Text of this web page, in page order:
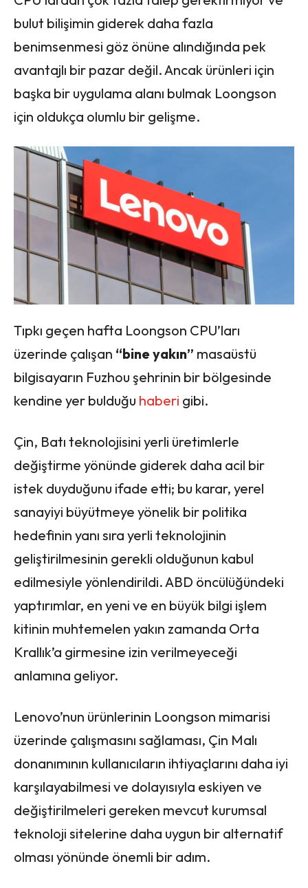
bulut bilişimin giderek daha fazla
benimsenmesi göz önüne alındığında pek
avantajlı bir pazar değil. Ancak ürünleri için
başka bir uygulama alanı bulmak Loongson
için oldukça olumlu bir gelişme.
Tıpkı geçen hafta Loongson CPU’ları
üzerinde çalışan “bine yakın” masaüstü
bilgisayarın Fuzhou şehrinin bir bölgesinde
kendine yer bulduğu haberi gibi.
Çin, Batı teknolojisini yerli üretimlerle
değiştirme yönünde giderek daha acil bir
istek duyduğunu ifade etti; bu karar, yerel
sanayiyi büyütmeye yönelik bir politika
hedefinin yanı sıra yerli teknolojinin
geliştirilmesinin gerekli olduğunun kabul
edilmesiyle yönlendirildi. ABD öncülüğündeki
yaptırımlar, en yeni ve en büyük bilgi işlem
kitinin muhtemelen yakın zamanda Orta
Krallık’a girmesine izin verilmeyeceği
anlamına geliyor.
Lenovo’nun ürünlerinin Loongson mimarisi
üzerinde çalışmasını sağlaması, Çin Malı
donanımının kullanıcıların ihtiyaçlarını daha iyi
karşılayabilmesi ve dolayısıyla eskiyen ve
değiştirilmeleri gereken mevcut kurumsal
teknoloji sitelerine daha uygun bir alternatif
olması yönünde önemli bir adım.